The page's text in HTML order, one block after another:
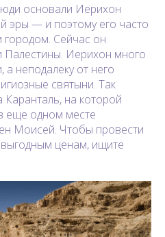
основали Иерихон
эры — и поэтому его часто
Сейчас он
Палестины. Иерихон много
неподалеку от него
святыни. Так
Каранталь, на которой
еще одном месте
Моисей. Чтобы провести
ценам, ищите